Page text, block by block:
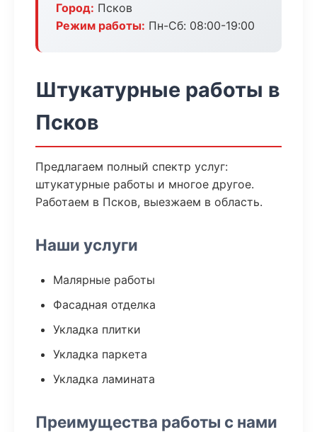
Город: Псков
Режим работы: Пн-Сб: 08:00-19:00
Штукатурные работы в
Псков
Предлагаем полный спектр услуг:
штукатурные работы и многое другое.
Работаем в Псков, выезжаем в область.
Наши услуги
Малярные работы
Фасадная отделка
Укладка плитки
Укладка паркета
Укладка ламината
Преимущества работы с нами